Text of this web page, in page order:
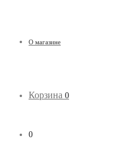
О магазине
Корзина 0
0